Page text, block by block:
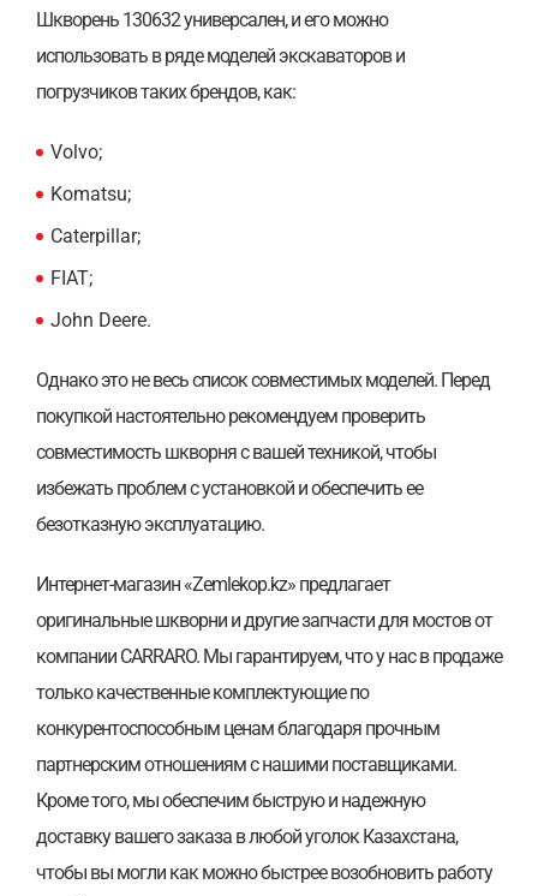
Шкворень 130632 универсален, и его можно
использовать в ряде моделей экскаваторов и
погрузчиков таких брендов, как:
Volvo;
Komatsu;
Caterpillar;
FIAT;
John Deere.
Однако это не весь список совместимых моделей. Перед
покупкой настоятельно рекомендуем проверить
совместимость шкворня с вашей техникой, чтобы
избежать проблем с установкой и обеспечить ее
безотказную эксплуатацию.
Интернет-магазин «Zemlekop.kz» предлагает
оригинальные шкворни и другие запчасти для мостов от
компании CARRARO. Мы гарантируем, что у нас в продаже
только качественные комплектующие по
конкурентоспособным ценам благодаря прочным
партнерским отношениям с нашими поставщиками.
Кроме того, мы обеспечим быструю и надежную
доставку вашего заказа в любой уголок Казахстана,
чтобы вы могли как можно быстрее возобновить работу